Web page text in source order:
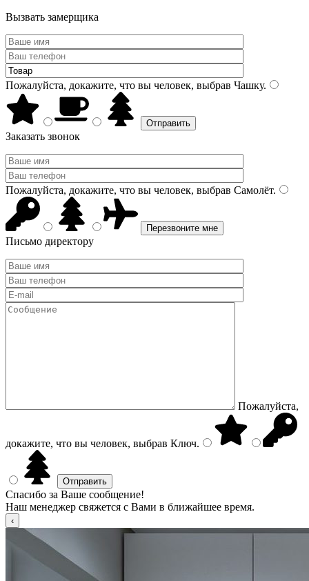
Вызвать замерщика
Пожалуйста, докажите, что вы человек, выбрав Чашку.
Заказать звонок
Пожалуйста, докажите, что вы человек, выбрав Самолёт.
Письмо директору
Пожалуйста,
докажите, что вы человек, выбрав Ключ.
Спасибо за Ваше сообщение!
Наш менеджер свяжется с Вами в ближайшее время.